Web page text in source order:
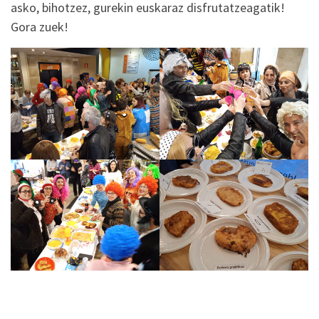
asko, bihotzez, gurekin euskaraz disfrutatzeagatik!
Gora zuek!